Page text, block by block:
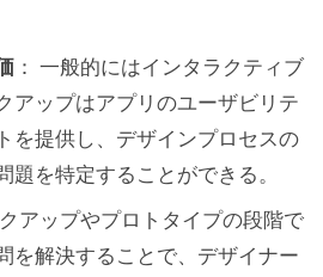
のオープンソースデザイ
の モックアップ をイン
ロトタイプにする
ィブプロトタイプとは
ブプロトタイプの利点
： 一般的にはインタラクティブ
アップはアプリのユーザビリテ
を提供し、デザインプロセスの
題を特定することができる。
クアップやプロトタイプの段階で
を解決することで、デザイナー